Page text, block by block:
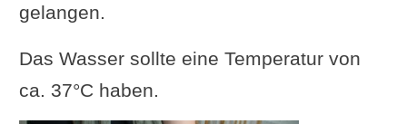
gelangen.
Das Wasser sollte eine Temperatur von
ca. 37°C haben.